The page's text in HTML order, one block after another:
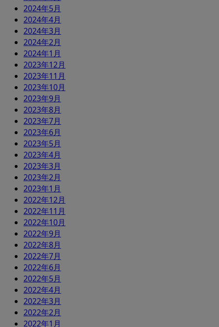
2024年5月
2024年4月
2024年3月
2024年2月
2024年1月
2023年12月
2023年11月
2023年10月
2023年9月
2023年8月
2023年7月
2023年6月
2023年5月
2023年4月
2023年3月
2023年2月
2023年1月
2022年12月
2022年11月
2022年10月
2022年9月
2022年8月
2022年7月
2022年6月
2022年5月
2022年4月
2022年3月
2022年2月
2022年1月